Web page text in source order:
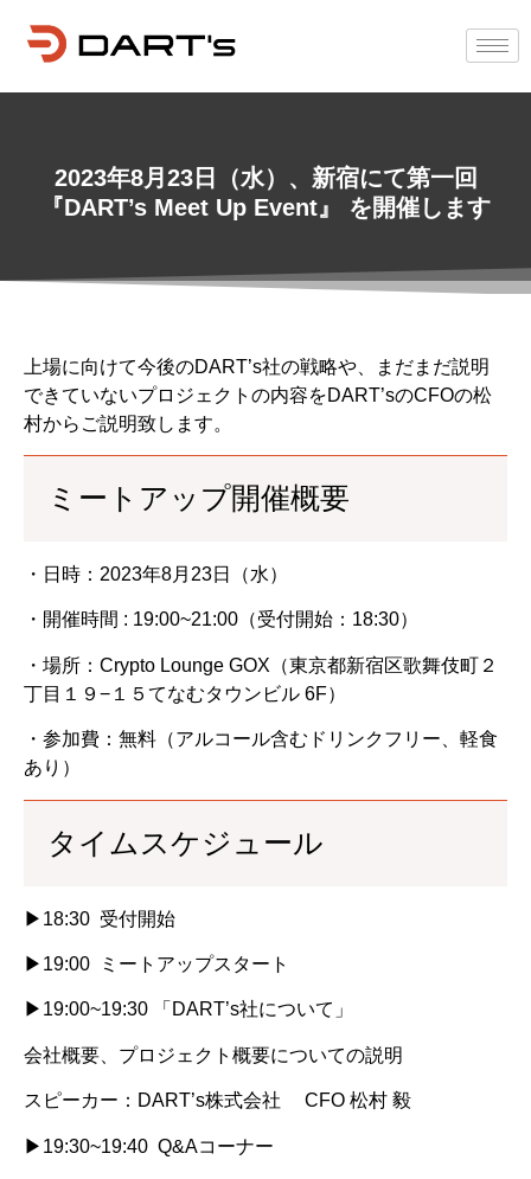
2023年8月23日（水）、新宿にて第一回
『DART’s Meet Up Event』 を開催します
上場に向けて今後のDART’s社の戦略や、まだまだ説明
できていないプロジェクトの内容をDART’sのCFOの松
村からご説明致します。
ミートアップ開催概要
・日時：2023年8月23日（水）
・開催時間 : 19:00~21:00（受付開始：18:30）
・場所：Crypto Lounge GOX（東京都新宿区歌舞伎町２
丁目１９−１５てなむタウンビル 6F）
・参加費：無料（アルコール含むドリンクフリー、軽食
あり）
タイムスケジュール
▶18:30 受付開始
▶19:00 ミートアップスタート
▶19:00~19:30 「DART’s社について」
会社概要、プロジェクト概要についての説明
スピーカー：DART’s株式会社 CFO 松村 毅
▶19:30~19:40 Q&Aコーナー